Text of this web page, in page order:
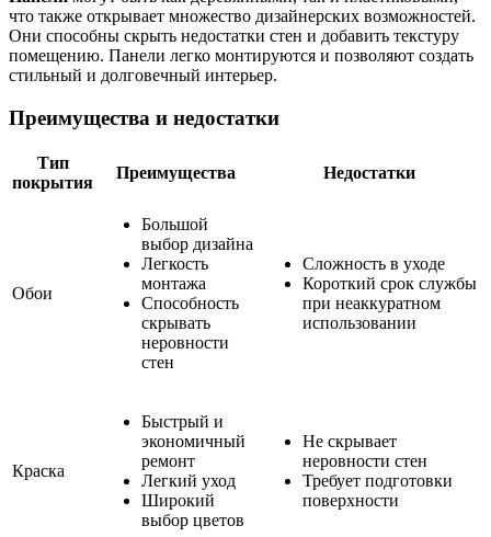
что также открывает множество дизайнерских возможностей.
Они способны скрыть недостатки стен и добавить текстуру
помещению. Панели легко монтируются и позволяют создать
стильный и долговечный интерьер.
Преимущества и недостатки
Тип
покрытия
Преимущества Недостатки
Обои
Большой
выбор дизайна
Легкость
монтажа
Способность
скрывать
неровности
стен
Сложность в уходе
Короткий срок службы
при неаккуратном
использовании
Краска
Быстрый и
экономичный
ремонт
Легкий уход
Широкий
выбор цветов
Не скрывает
неровности стен
Требует подготовки
поверхности